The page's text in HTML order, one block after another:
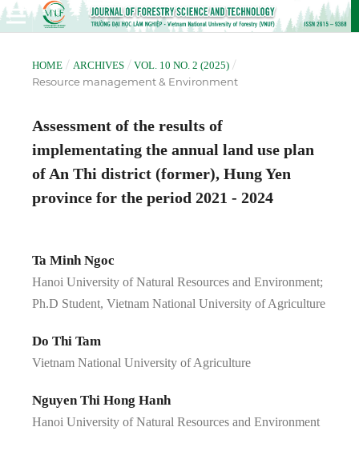
HOME / ARCHIVES / VOL. 10 NO. 2 (2025) /
Resource management & Environment
Assessment of the results of
implementating the annual land use plan
of An Thi district (former), Hung Yen
province for the period 2021 - 2024
Ta Minh Ngoc
Hanoi University of Natural Resources and Environment;
Ph.D Student, Vietnam National University of Agriculture
Do Thi Tam
Vietnam National University of Agriculture
Nguyen Thi Hong Hanh
Hanoi University of Natural Resources and Environment